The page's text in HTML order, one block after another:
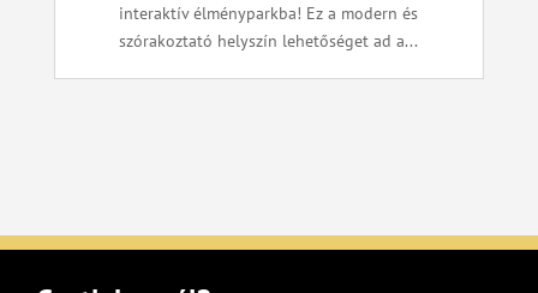
interaktív élményparkba! Ez a modern és
szórakoztató helyszín lehetőséget ad a...